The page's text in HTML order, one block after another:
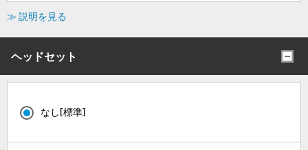
≫ 説明を見る
ヘッドセット
なし[標準]